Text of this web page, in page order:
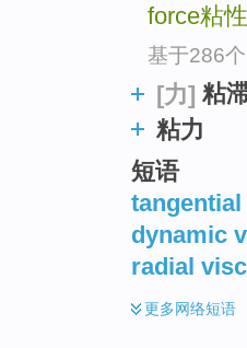
force粘
基于286
[力] 粘
粘力
短语
dynamic
radial
更多网络短语